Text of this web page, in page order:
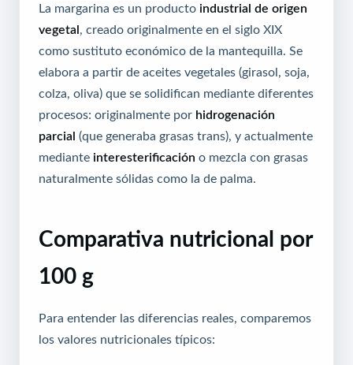
La margarina es un producto industrial de origen
vegetal , creado originalmente en el siglo XIX
como sustituto económico de la mantequilla. Se
elabora a partir de aceites vegetales (girasol, soja,
colza, oliva) que se solidifican mediante diferentes
procesos: originalmente por hidrogenación
parcial (que generaba grasas trans), y actualmente
mediante interesterificación o mezcla con grasas
naturalmente sólidas como la de palma.
Comparativa nutricional por
100 g
Para entender las diferencias reales, comparemos
los valores nutricionales típicos: